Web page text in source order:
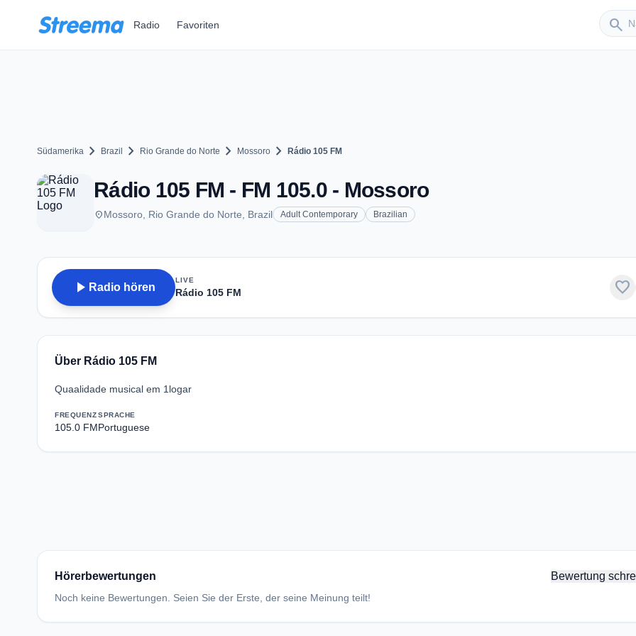
Radio Favoriten search
Südamerika chevron_right Brazil chevron_right Rio Grande do Norte chevron_right Mossoro chevron_right Rádio 105 FM
Rádio 105 FM - FM 105.0 - Mossoro
placeMossoro, Rio Grande do Norte, Brazil Adult Contemporary Brazilian
play_arrow Radio hören
LIVE
Rádio 105 FM favorite
Über Rádio 105 FM
Quaalidade musical em 1logar
FREQUENZ
105.0 FM
SPRACHE
Portuguese
Hörerbewertungen Bewertung
Noch keine Bewertungen. Seien Sie der Erste, der seine Meinung teilt!